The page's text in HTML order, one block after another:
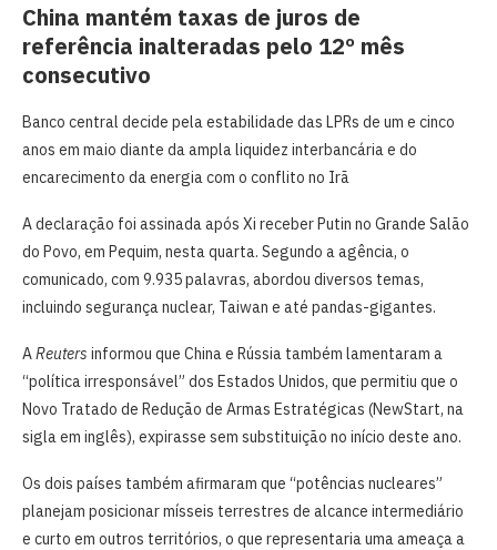
China mantém taxas de juros de
referência inalteradas pelo 12º mês
consecutivo
Banco central decide pela estabilidade das LPRs de um e cinco
anos em maio diante da ampla liquidez interbancária e do
encarecimento da energia com o conflito no Irã
A declaração foi assinada após Xi receber Putin no Grande Salão
do Povo, em Pequim, nesta quarta. Segundo a agência, o
comunicado, com 9.935 palavras, abordou diversos temas,
incluindo segurança nuclear, Taiwan e até pandas-gigantes.
AReuters informou que China e Rússia também lamentaram a
“política irresponsável” dos Estados Unidos, que permitiu que o
Novo Tratado de Redução de Armas Estratégicas (NewStart, na
sigla em inglês), expirasse sem substituição no início deste ano.
Os dois países também afirmaram que “potências nucleares”
planejam posicionar mísseis terrestres de alcance intermediário
e curto em outros territórios, o que representaria uma ameaça a